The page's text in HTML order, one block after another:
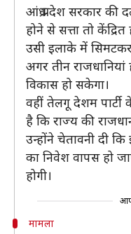
आंध्र प्रदेश सरकार
होने से सत्ता तो
उसी इलाके में
अगर तीन
विकास हो सकेगा।
वहीं तेलगू देशम
है कि राज्य की
उन्होंने चेतावनी दी
का निवेश वापस हो
होगी।
मामला